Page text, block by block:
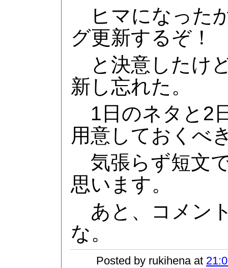
ヒマになった
グ更新するぞ！
と決意したけ
新し忘れた。
1日のネタと2
用意しておくべ
気張らず短文
思います。
あと、コメン
な。
Posted by rukihena at